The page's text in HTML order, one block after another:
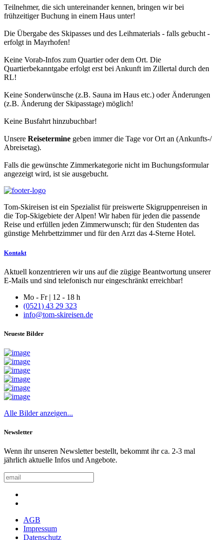
Teilnehmer, die sich untereinander kennen, bringen wir bei
frühzeitiger Buchung in einem Haus unter!
Die Übergabe des Skipasses und des Leihmaterials - falls gebucht -
erfolgt in Mayrhofen!
Keine Vorab-Infos zum Quartier oder dem Ort. Die
Quartierbekanntgabe erfolgt erst bei Ankunft im Zillertal durch den
RL!
Keine Sonderwünsche (z.B. Sauna im Haus etc.) oder Änderungen
(z.B. Änderung der Skipasstage) möglich!
Keine Busfahrt hinzubuchbar!
Unsere Reisetermine geben immer die Tage vor Ort an (Ankunfts-/
Abreisetag).
Falls die gewünschte Zimmerkategorie nicht im Buchungsformular
angezeigt wird, ist sie ausgebucht.
Tom-Skireisen ist ein Spezialist für preiswerte Skigruppenreisen in
die Top-Skigebiete der Alpen! Wir haben für jeden die passende
Reise und erfüllen jeden Zimmerwunsch; für den Studenten das
günstige Mehrbettzimmer und für den Arzt das 4-Sterne Hotel.
Kontakt
Aktuell konzentrieren wir uns auf die zügige Beantwortung unserer
E-Mails und sind telefonisch nur eingeschränkt erreichbar!
Mo - Fr | 12 - 18 h
(0521) 43 29 323
info@tom-skireisen.de
Neueste Bilder
Alle Bilder anzeigen...
Newsletter
Wenn ihr unseren Newsletter bestellt, bekommt ihr ca. 2-3 mal
jährlich aktuelle Infos und Angebote.
AGB
Impressum
Datenschutz